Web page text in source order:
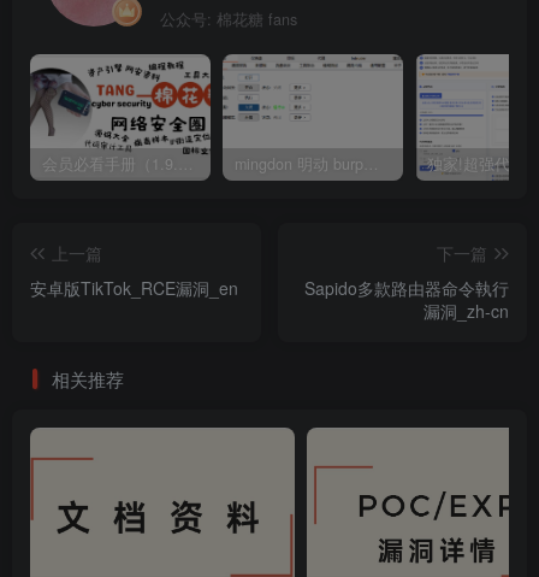
公众号: 棉花糖 fans
会员必看手册（1.9.0版本 26.4.5更新） mingdon 明动 burp插件0.2.6版本 本地时间校验去除版
上一篇
安卓版TikTok_RCE漏洞_en
下一篇
Sapido多款路由器命令執行
漏洞_zh-cn
相关推荐